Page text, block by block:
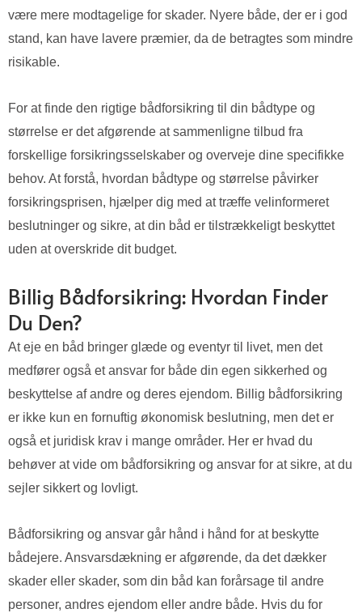
være mere modtagelige for skader. Nyere både, der er i god
stand, kan have lavere præmier, da de betragtes som mindre
risikable.
For at finde den rigtige bådforsikring til din bådtype og
størrelse er det afgørende at sammenligne tilbud fra
forskellige forsikringsselskaber og overveje dine specifikke
behov. At forstå, hvordan bådtype og størrelse påvirker
forsikringsprisen, hjælper dig med at træffe velinformeret
beslutninger og sikre, at din båd er tilstrækkeligt beskyttet
uden at overskride dit budget.
Billig Bådforsikring: Hvordan Finder
Du Den?
At eje en båd bringer glæde og eventyr til livet, men det
medfører også et ansvar for både din egen sikkerhed og
beskyttelse af andre og deres ejendom. Billig bådforsikring
er ikke kun en fornuftig økonomisk beslutning, men det er
også et juridisk krav i mange områder. Her er hvad du
behøver at vide om bådforsikring og ansvar for at sikre, at du
sejler sikkert og lovligt.
Bådforsikring og ansvar går hånd i hånd for at beskytte
bådejere. Ansvarsdækning er afgørende, da det dækker
skader eller skader, som din båd kan forårsage til andre
personer, andres ejendom eller andre både. Hvis du for